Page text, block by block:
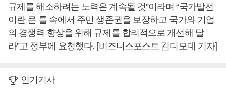
규제를 해소하려는 노력은 계속될 것”이라며 “국가발전
이란 큰 틀 속에서 주민 생존권을 보장하고 국가와 기업
의 경쟁력 향상을 위해 규제를 합리적으로 개선해 달
라”고 정부에 요청했다. [비즈니스포스트 김디모데 기자]
인기기사